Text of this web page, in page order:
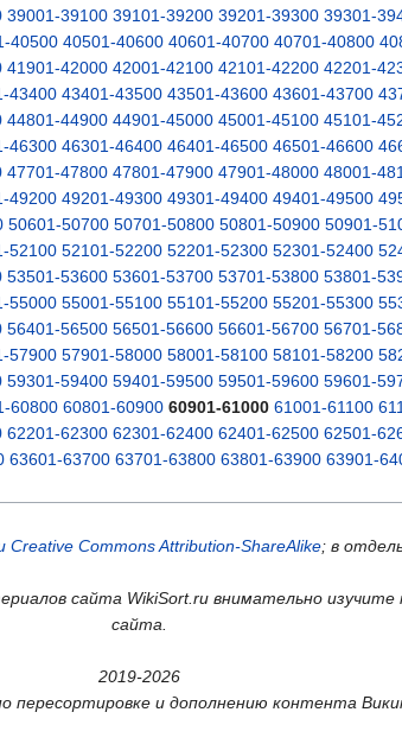
39001-39100 39101-39200 39201-39300 39301-
40500 40501-40600 40601-40700 40701-40800
41901-42000 42001-42100 42101-42200 42201-
43400 43401-43500 43501-43600 43601-43700
44801-44900 44901-45000 45001-45100 45101-
46300 46301-46400 46401-46500 46501-46600
47701-47800 47801-47900 47901-48000 48001-
49200 49201-49300 49301-49400 49401-49500
50601-50700 50701-50800 50801-50900 50901-
52100 52101-52200 52201-52300 52301-52400
53501-53600 53601-53700 53701-53800 53801-
55000 55001-55100 55101-55200 55201-55300
56401-56500 56501-56600 56601-56700 56701-
57900 57901-58000 58001-58100 58101-58200
59301-59400 59401-59500 59501-59600 59601-
60800 60801-60900 60901-61000 61001-61100
62201-62300 62301-62400 62401-62500 62501-
63601-63700 63701-63800 63801-63900 63901-
Creative Commons Attribution-ShareAlike; в
сайта WikiSort.ru внимательно изучите
сайта.
2019-2026
пересортировке и дополнению контента